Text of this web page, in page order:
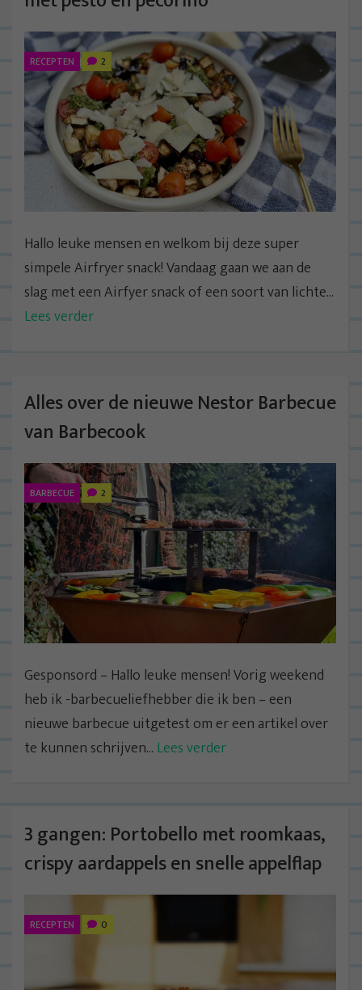
RECEPTEN 2
Hallo leuke mensen en welkom bij deze super
simpele Airfryer snack! Vandaag gaan we aan de
slag met een Airfyer snack of een soort van lichte...
Lees verder
Alles over de nieuwe Nestor Barbecue
van Barbecook
BARBECUE 2
Gesponsord – Hallo leuke mensen! Vorig weekend
heb ik -barbecueliefhebber die ik ben – een
nieuwe barbecue uitgetest om er een artikel over
te kunnen schrijven... Lees verder
3 gangen: Portobello met roomkaas,
crispy aardappels en snelle appelflap
RECEPTEN 0